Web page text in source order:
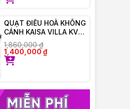
QUẠT ĐIỀU HOÀ KHÔNG
CÁNH KAISA VILLA KV-
QKC6622
1,860,000₫
1,400,000₫